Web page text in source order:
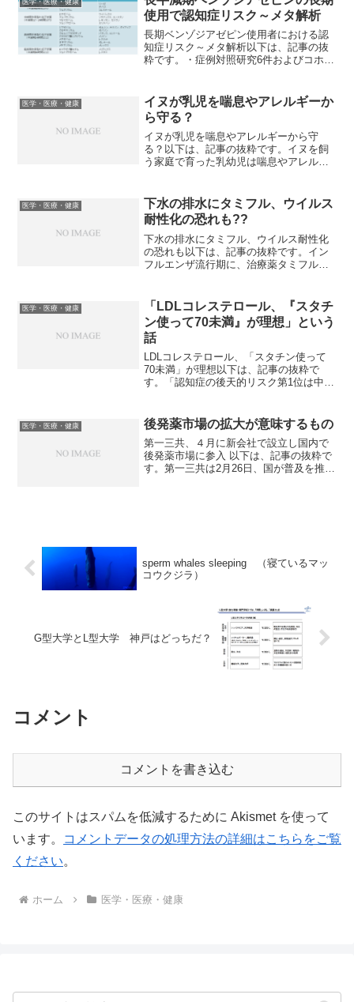
肉体の衰え「フレイル」の...
使用で認知症リスク～メタ解析
長期ベンゾジアゼピン使用者における認
知症リスク～メタ解析以下は、記事の抜
粋です。・症例対照研究6件およびコホー
者の認知症発症のプールされた相対危険
度（relativ...
医学・医療・健康
イヌが乳児を喘息やアレルギーか
ら守る？
イヌが乳児を喘息やアレルギーから守
る？以下は、記事の抜粋です。イヌを飼
う家庭で育った乳幼児は喘息やアレルギ
た。UCSFとミシガン大学の研究グループ
のマウスを使った研究...
医学・医療・健康
下水の排水にタミフル、ウイルス
耐性化の恐れも??
下水の排水にタミフル、ウイルス耐性化
の恐れも以下は、記事の抜粋です。イン
フルエンザ流行期に、治療薬タミフルの
を、京都大流域圏総合環境質研究センタ
ー博士課程３年ゴッシュ・ゴ...
医学・医療・健康
「LDLコレステロール、『スタチ
ン使って70未満』が理想」という
話
LDLコレステロール、「スタチン使って
70未満」が理想以下は、記事の抜粋で
す。「認知症の後天的リスク第1位は中年
と考えている。なにしろ2024年7月に
Lancet誌で...
医学・医療・健康 後発薬市場の拡大が意味するもの
第一三共、４月に新会社で設立し国内で
後発薬市場に参入 以下は、記事の抜粋で
す。第一三共は2月26日、国が普及を推進
sperm whales sleeping （寝ているマッ
コウクジラ）
G型大学とL型大学 神戸はどっちだ？
コメント
コメントを書き込む
このサイトはスパムを低減するために Akismet を使って
います。
コメントデータの処理方法の詳細はこちらをご覧
ください。
ホーム 医学・医療・健康